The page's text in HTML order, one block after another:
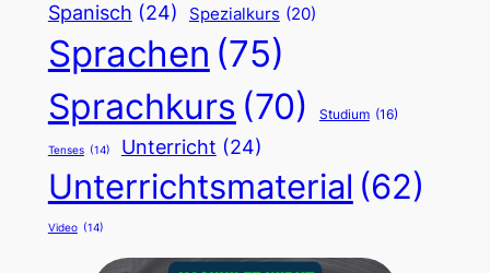
Spanisch (24) Spezialkurs (20)
Sprachen (75)
Sprachkurs (70) Studium (16)
Tenses (14) Unterricht (24)
Unterrichtsmaterial (62)
Video (14)